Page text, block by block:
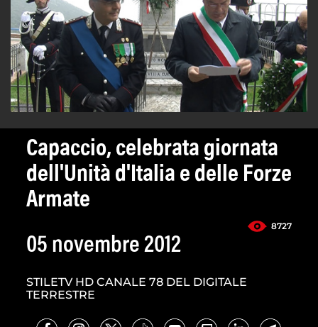
Capaccio, celebrata giornata
dell'Unità d'Italia e delle Forze
Armate
8727
05 novembre 2012
STILETV HD CANALE 78 DEL DIGITALE
TERRESTRE